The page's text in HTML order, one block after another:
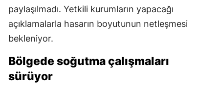
paylaşılmadı. Yetkili kurumların yapacağı
açıklamalarla hasarın boyutunun netleşmesi
bekleniyor.
Bölgede soğutma çalışmaları
sürüyor